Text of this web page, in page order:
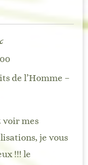
de l’Homme –
voir mes
je vous
!!! le